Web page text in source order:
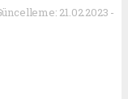
21.02.2023 -